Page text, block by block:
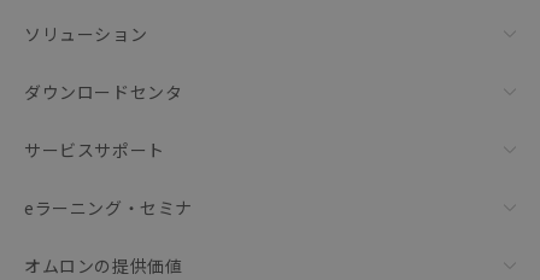
ソリューション
ダウンロードセンタ
サービスサポート
eラーニング・セミナ
オムロンの提供価値